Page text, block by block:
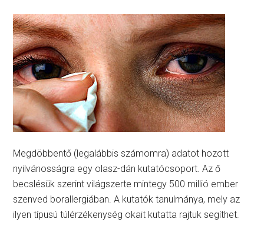
Megdöbbentő (legalábbis számomra) adatot hozott
nyilvánosságra egy olasz-dán kutatócsoport. Az ő
becslésük szerint világszerte mintegy 500 millió ember
szenved borallergiában. A kutatók tanulmánya, mely az
ilyen típusú túlérzékenység okait kutatta rajtuk segíthet.